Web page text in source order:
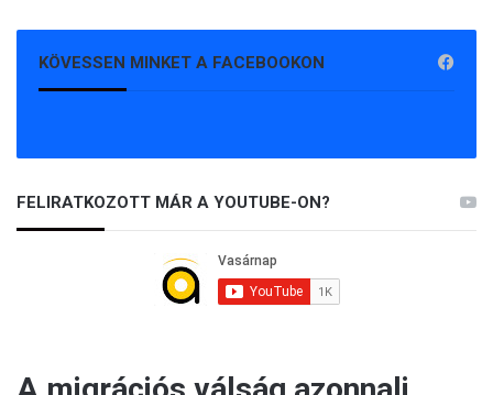
KÖVESSEN MINKET A FACEBOOKON
FELIRATKOZOTT MÁR A YOUTUBE-ON?